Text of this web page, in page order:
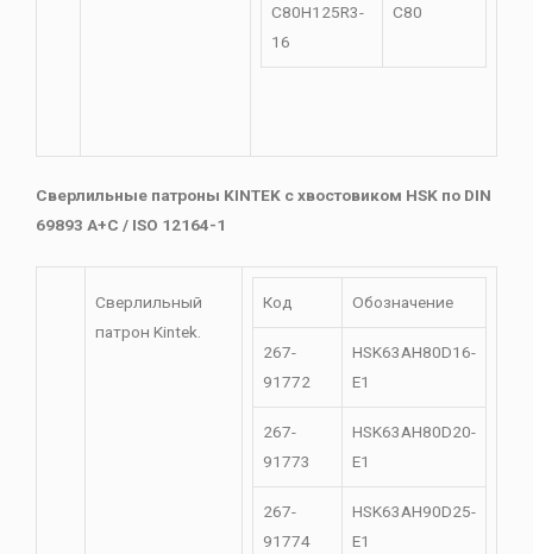
C80H125R3-
16
C80
Сверлильные патроны KINTEK с хвостовиком HSK по DIN
69893 A+C / ISO 12164-1
Сверлильный
патрон Kintek.
Код Обозначение
267-
91772
HSK63AH80D16-
E1
267-
91773
HSK63AH80D20-
E1
267-
91774
HSK63AH90D25-
E1